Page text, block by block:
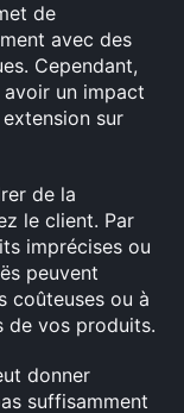
de
avec des
Cependant,
avoir un impact
sur
de la
le client. Par
imprécises ou
peuvent
coûteuses ou à
de vos produits.
donner
suffisamment